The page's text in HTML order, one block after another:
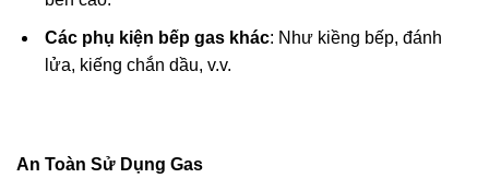
Các phụ kiện bếp gas khác: Như kiềng bếp, đánh
lửa, kiếng chắn dầu, v.v.
An Toàn Sử Dụng Gas